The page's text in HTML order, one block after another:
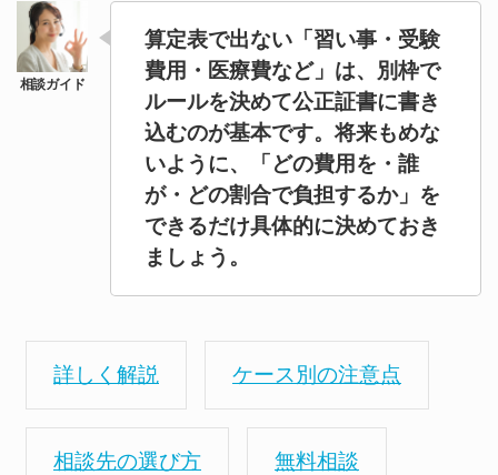
算定表で出ない「習い事・受験
費用・医療費など」は、別枠で
ルールを決めて公正証書に書き
込むのが基本です。将来もめな
いように、「どの費用を・誰
が・どの割合で負担するか」を
できるだけ具体的に決めておき
ましょう。
詳しく解説 ケース別の注意点
相談先の選び方 無料相談